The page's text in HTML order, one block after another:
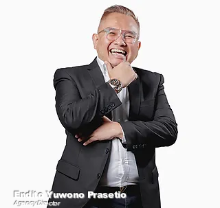
Agency Director
Endito Yuwono Prasetio